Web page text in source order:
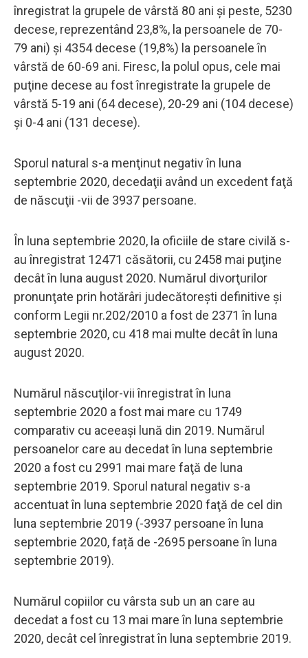
înregistrat la grupele de vârstă 80 ani şi peste, 5230
decese, reprezentând 23,8%, la persoanele de 70-
79 ani) şi 4354 decese (19,8%) la persoanele în
vârstă de 60-69 ani. Firesc, la polul opus, cele mai
puţine decese au fost înregistrate la grupele de
vârstă 5-19 ani (64 decese), 20-29 ani (104 decese)
și 0-4 ani (131 decese).
Sporul natural s-a menţinut negativ în luna
septembrie 2020, decedaţii având un excedent faţă
de născuţii -vii de 3937 persoane.
În luna septembrie 2020, la oficiile de stare civilă s-
au înregistrat 12471 căsătorii, cu 2458 mai puţine
decât în luna august 2020. Numărul divorţurilor
pronunţate prin hotărâri judecătoreşti definitive şi
conform Legii nr.202/2010 a fost de 2371 în luna
septembrie 2020, cu 418 mai multe decât în luna
august 2020.
Numărul născuţilor-vii înregistrat în luna
septembrie 2020 a fost mai mare cu 1749
comparativ cu aceeaşi lună din 2019. Numărul
persoanelor care au decedat în luna septembrie
2020 a fost cu 2991 mai mare faţă de luna
septembrie 2019. Sporul natural negativ s-a
accentuat în luna septembrie 2020 faţă de cel din
luna septembrie 2019 (-3937 persoane în luna
septembrie 2020, față de -2695 persoane în luna
septembrie 2019).
Numărul copiilor cu vârsta sub un an care au
decedat a fost cu 13 mai mare în luna septembrie
2020, decât cel înregistrat în luna septembrie 2019.